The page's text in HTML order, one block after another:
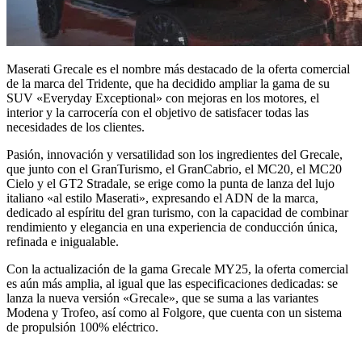
Maserati Grecale es el nombre más destacado de la oferta comercial
de la marca del Tridente, que ha decidido ampliar la gama de su
SUV «Everyday Exceptional» con mejoras en los motores, el
interior y la carrocería con el objetivo de satisfacer todas las
necesidades de los clientes.
Pasión, innovación y versatilidad son los ingredientes del Grecale,
que junto con el GranTurismo, el GranCabrio, el MC20, el MC20
Cielo y el GT2 Stradale, se erige como la punta de lanza del lujo
italiano «al estilo Maserati», expresando el ADN de la marca,
dedicado al espíritu del gran turismo, con la capacidad de combinar
rendimiento y elegancia en una experiencia de conducción única,
refinada e inigualable.
Con la actualización de la gama Grecale MY25, la oferta comercial
es aún más amplia, al igual que las especificaciones dedicadas: se
lanza la nueva versión «Grecale», que se suma a las variantes
Modena y Trofeo, así como al Folgore, que cuenta con un sistema
de propulsión 100% eléctrico.